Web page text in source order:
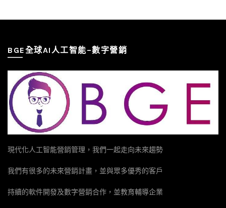
BGE全球AI人工智能–數字營銷
現代化人工智能營銷管理，我們一起走向未來趨勢
我們有很多的未來營銷計畫，並與眾多優秀的客戶
持續的軟件開發及數字營銷合作，並教育輔導企業